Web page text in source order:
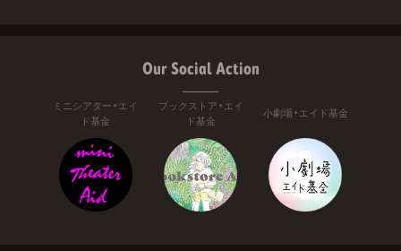
Our Social Action
ミニシアター・エイ
ド基金
ブックストア・エイ
ド基金
小劇場・エイド基金